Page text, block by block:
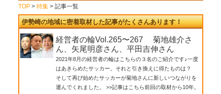
TOP> 特集> 記事一覧
伊勢崎の地域に密着取材した記事がたくさんあります！
経営者の輪Vol.265〜267 菊地雄介さ
ん、矢尾明彦さん、平田吉伸さん
2021年8月の経営者の輪はこちらの３名のご紹介です♪一度
はあきらめたサッカー。それと引き換えに得たものは？
そして再び始めたサッカーが菊地さんに新しいつながりを
運んでくれました。 >>記事はこちら前回の取材から10年。